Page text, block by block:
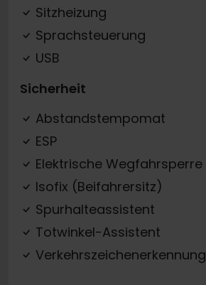
Sitzheizung
Sprachsteuerung
USB
Sicherheit
Abstandstempomat
ESP
Elektrische Wegfahrsperre
Isofix (Beifahrersitz)
Spurhalteassistent
Totwinkel-Assistent
Verkehrszeichenerkennung